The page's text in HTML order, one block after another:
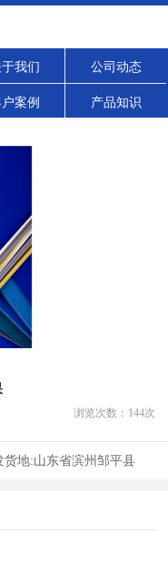
我们 公司动态
案例 产品知识
浏览次数： 144次
货地:山东省滨州邹平县